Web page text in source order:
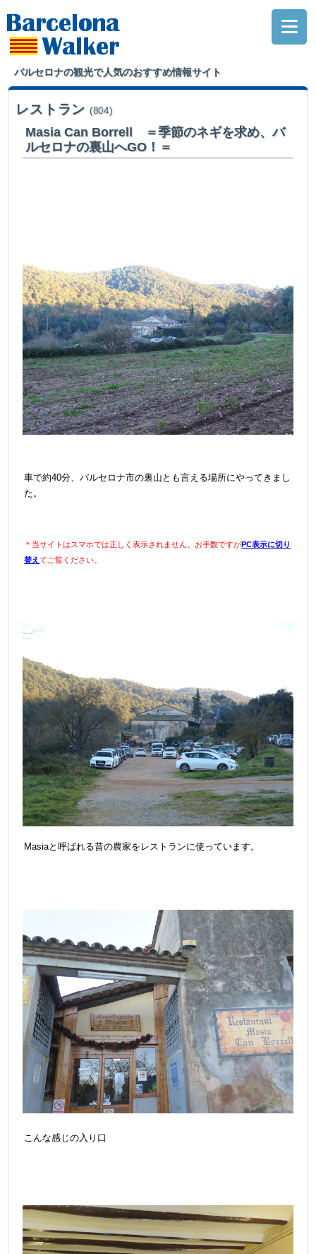
バルセロナの観光で人気のおすすめ情報サイト
レストラン (804)
Masia Can Borrell ＝季節のネギを求め、バ
ルセロナの裏山へGO！＝
車で約40分、バルセロナ市の裏山とも言える場所にやってきまし
た。
＊当サイトはスマホでは正しく表示されません。お手数ですがPC表示に切り
替えてご覧ください。
Masiaと呼ばれる昔の農家をレストランに使っています。
こんな感じの入り口